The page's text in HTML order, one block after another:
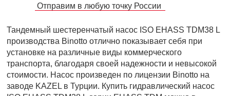
Отправим в любую точку России
Тандемный шестеренчатый насос ISO EHASS TDM38 L
производства Binotto отлично показывает себя при
установке на различные виды коммерческого
транспорта, благодаря своей надежности и невысокой
стоимости. Насос произведен по лицензии Binotto на
заводе KAZEL в Турции. Купить гидравлический насос